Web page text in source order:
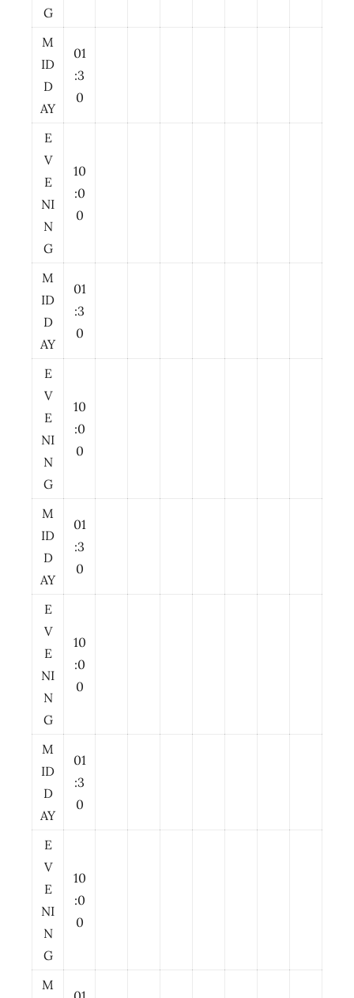
G
M
ID
D
AY
01
:3
0
E
V
E
NI
N
G
10
:0
0
M
ID
D
AY
01
:3
0
E
V
E
NI
N
G
10
:0
0
M
ID
D
AY
01
:3
0
E
V
E
NI
N
G
10
:0
0
M
ID
D
AY
01
:3
0
E
V
E
NI
N
G
10
:0
0
M